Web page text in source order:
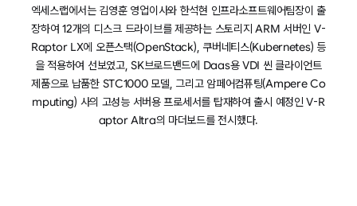
엑세스랩에서는 김영훈 영업이사와 한석현 인프라소프트웨어팀장이 출
장하여 12개의 디스크 드라이브를 제공하는 스토리지 ARM 서버인 V-
Raptor LX에 오픈스택(OpenStack), 쿠버네티스(Kubernetes) 등
을 적용하여 선보였고, SK브로드밴드에 Daas용 VDI 씬 클라이언트
제품으로 납품한 STC1000 모델, 그리고 암페어컴퓨팅(Ampere Co
mputing) 사의 고성능 서버용 프로세서를 탑재하여 출시 예정인 V-R
aptor Altra의 마더보드를 전시했다.